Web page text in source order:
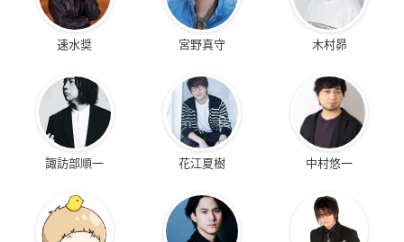
速水奨 宮野真守 木村昴
諏訪部順一 花江夏樹 中村悠一